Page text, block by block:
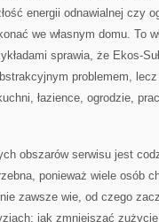
energii odnawialnej czy
we własnym domu. To
sprawia, że Ekos-
problemem,
łazience, ogrodzie,
obszarów serwisu jest
ponieważ wiele osób
zawsze wie, od czego
jak zmniejszać